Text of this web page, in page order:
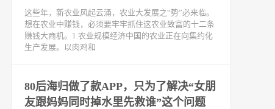
这些年，新农业风起云涌，农业大发展之“势”必来临。
想在农业中赚钱，必须要牢牢抓住这农业致富的十二条
赚钱大商机。1.农业规模经济中国的农业正在向集约化
生产发展。以肉鸡和
80后海归做了款APP，只为了解决“女朋
友跟妈妈同时掉水里先救谁”这个问题